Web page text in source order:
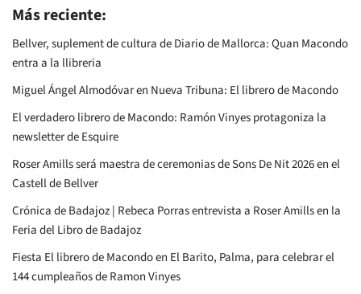
Más reciente:
Bellver, suplement de cultura de Diario de Mallorca: Quan Macondo
entra a la llibreria
Miguel Ángel Almodóvar en Nueva Tribuna: El librero de Macondo
El verdadero librero de Macondo: Ramón Vinyes protagoniza la
newsletter de Esquire
Roser Amills será maestra de ceremonias de Sons De Nit 2026 en el
Castell de Bellver
Crónica de Badajoz | Rebeca Porras entrevista a Roser Amills en la
Feria del Libro de Badajoz
Fiesta El librero de Macondo en El Barito, Palma, para celebrar el
144 cumpleaños de Ramon Vinyes